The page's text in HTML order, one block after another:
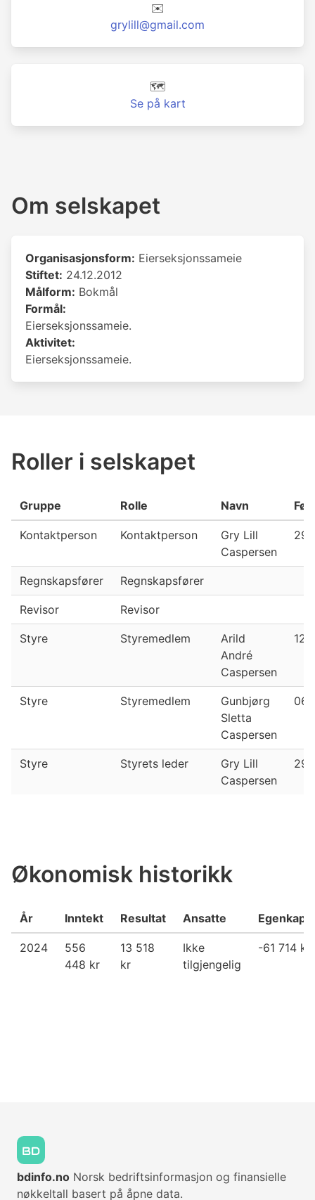
✉️
grylill@gmail.com
🗺️
Se på kart
Om selskapet
Organisasjonsform: Eierseksjonssameie
Stiftet: 24.12.2012
Målform: Bokmål
Formål:
Eierseksjonssameie.
Aktivitet:
Eierseksjonssameie.
Roller i selskapet
Gruppe Rolle Navn
Kontaktperson Kontaktperson
Gry Lill
Caspersen
Regnskapsfører Regnskapsfører
Revisor Revisor
Styre Styremedlem
Arild
André
Caspersen
Styre Styremedlem
Gunbjørg
Sletta
Caspersen
Styre Styrets leder
Gry Lill
Caspersen
Økonomisk historikk
År Inntekt Resultat Ansatte
2024
556
448 kr
13 518
kr
Ikke
tilgjengelig
-61 714 kr
bdinfo.no Norsk bedriftsinformasjon og finansielle
nøkkeltall basert på åpne data.